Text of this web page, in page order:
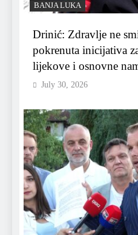
BANJA LUKA
Drinić: Zdravlje ne
pokrenuta inicijativa
lijekove i osnovne
July 30, 2026